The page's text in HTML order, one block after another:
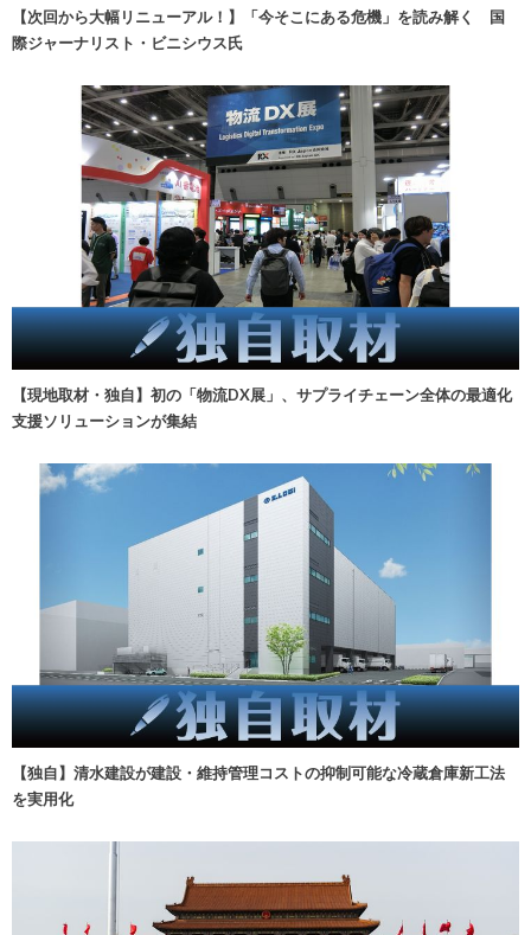
【次回から大幅リニューアル！】「今そこにある危機」を読み解く 国
際ジャーナリスト・ビニシウス氏
【現地取材・独自】初の「物流DX展」、サプライチェーン全体の最適化
支援ソリューションが集結
【独自】清水建設が建設・維持管理コストの抑制可能な冷蔵倉庫新工法
を実用化